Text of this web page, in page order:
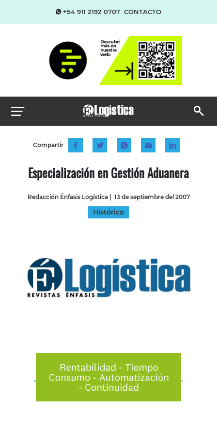
+54 911 2192 0707 CONTACTO
Compartir
Especialización en Gestión Aduanera
Redacción Énfasis Logística| 13 de septiembre del 2007
Histórico